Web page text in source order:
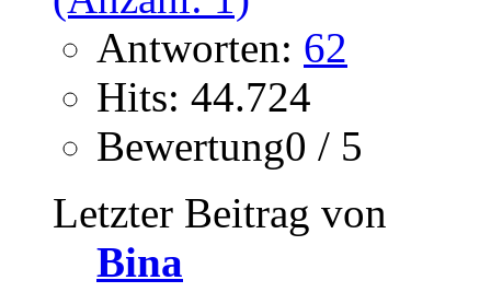
Antworten: 62
Hits: 44.724
Bewertung0 / 5
Letzter Beitrag von
Bina